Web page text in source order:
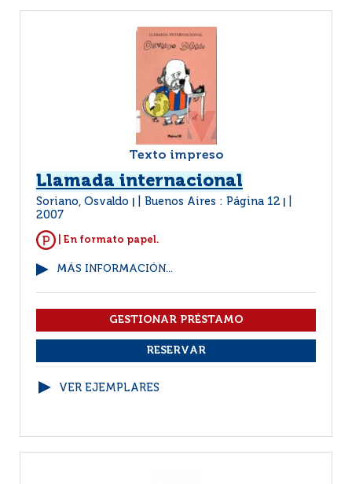
Texto impreso
Llamada internacional
Soriano, Osvaldo Buenos Aires : Página 12
2007
| En formato papel.
MÁS INFORMACIÓN...
VER EJEMPLARES